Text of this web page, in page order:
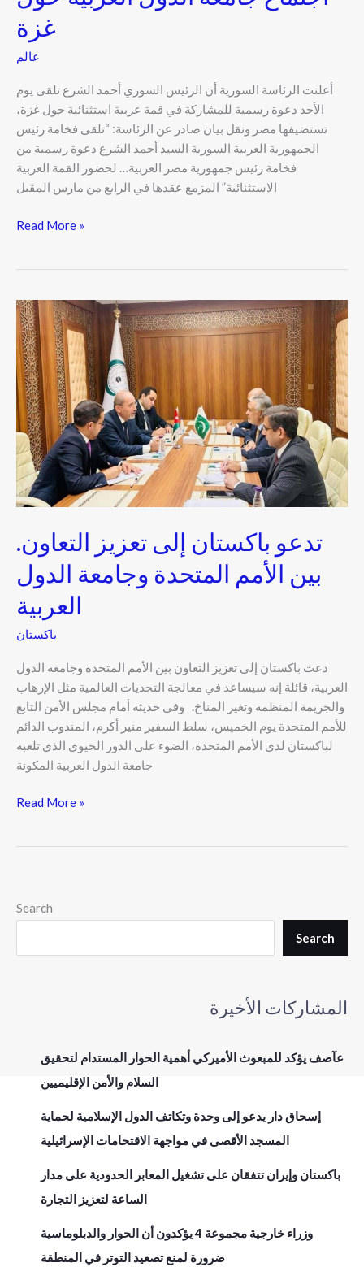
غزة
عالم
أعلنت الرئاسة السورية أن الرئيس السوري أحمد الشرع تلقى يوم
الأحد دعوة رسمية للمشاركة في قمة عربية استثنائية حول غزة،
تستضيفها مصر ونقل بيان صادر عن الرئاسة: “تلقى فخامة رئيس
الجمهورية العربية السورية السيد أحمد الشرع دعوة رسمية من
فخامة رئيس جمهورية مصر العربية… لحضور القمة العربية
الاستثنائية” المزمع عقدها في الرابع من مارس المقبل
Read More »
.تدعو باكستان إلى تعزيز التعاون
بين الأمم المتحدة وجامعة الدول
العربية
باكستان
دعت باكستان إلى تعزيز التعاون بين الأمم المتحدة وجامعة الدول
العربية، قائلة إنه سيساعد في معالجة التحديات العالمية مثل الإرهاب
والجريمة المنظمة وتغير المناخ. وفي حديثه أمام مجلس الأمن التابع
للأمم المتحدة يوم الخميس، سلط السفير منير أكرم، المندوب الدائم
لباكستان لدى الأمم المتحدة، الضوء على الدور الحيوي الذي تلعبه
جامعة الدول العربية المكونة
.تدعو
باكستان
إلى
تعزيز
التعاون
بين
الأمم
المتحدة
وجامعة
الدول
العربية
Read More »
Search
Search
المشاركات الأخيرة
عآصف يؤكد للمبعوث الأميركي أهمية الحوار المستدام لتحقيق
السلام والأمن الإقليميين
إسحاق دار يدعو إلى وحدة وتكاتف الدول الإسلامية لحماية
المسجد الأقصى في مواجهة الاقتحامات الإسرائيلية
باكستان وإيران تتفقان على تشغيل المعابر الحدودية على مدار
الساعة لتعزيز التجارة
وزراء خارجية مجموعة 4 يؤكدون أن الحوار والدبلوماسية
ضرورة لمنع تصعيد التوتر في المنطقة